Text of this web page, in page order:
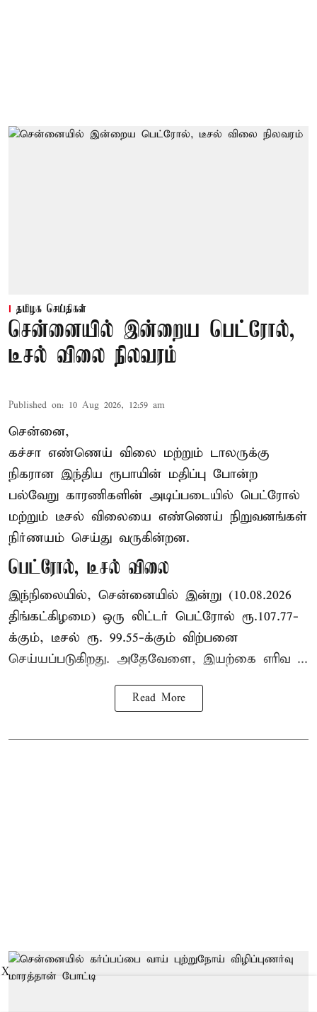
தமிழக செய்திகள்
சென்னையில் இன்றைய பெட்ரோல்,
டீசல் விலை நிலவரம்
Published on: 10 Aug 2026, 12:59 am
சென்னை,
கச்சா எண்ணெய் விலை மற்றும் டாலருக்கு
நிகரான இந்திய ரூபாயின் மதிப்பு போன்ற
பல்வேறு காரணிகளின் அடிப்படையில் பெட்ரோல்
மற்றும் டீசல் விலையை எண்ணெய் நிறுவனங்கள்
நிர்ணயம் செய்து வருகின்றன.
பெட்ரோல், டீசல் விலை
இந்நிலையில், சென்னையில் இன்று (10.08.2026
திங்கட்கிழமை) ஒரு லிட்டர் பெட்ரோல் ரூ.107.77-
க்கும், டீசல் ரூ. 99.55-க்கும் விற்பனை
செய்யப்படுகிறது. அதேவேளை, இயற்கை எரிவ ...
Read More
X